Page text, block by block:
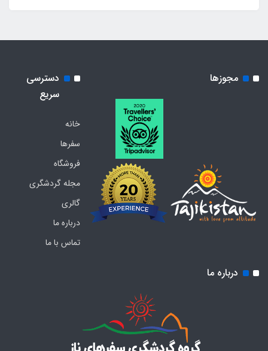
مجوزها
دسترسی
سریع
خانه
سفرها
فروشگاه
مجله گردشگری
گالری
درباره ما
تماس با ما
درباره ما